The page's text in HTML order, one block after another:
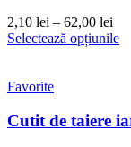
2,10 lei – 62,00 lei
de
Selectează opțiunile
Favorite
Cutit de taiere